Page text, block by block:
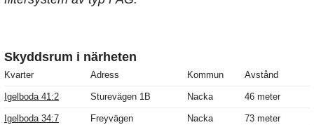
Skyddsrum i närheten
Kvarter Adress Kommun Avstånd
Igelboda 41:2 Sturevägen 1B Nacka 46 meter
Igelboda 34:7 Freyvägen Nacka 73 meter